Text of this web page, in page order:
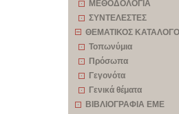
ΜΕΘΟΔΟΛΟΓΙΑ
ΣΥΝΤΕΛΕΣΤΕΣ
ΘΕΜΑΤΙΚΟΣ
Τοπωνύμια
Πρόσωπα
Γεγονότα
Γενικά θέματα
ΒΙΒΛΙΟΓΡΑΦΙΑ ΕΜΕ